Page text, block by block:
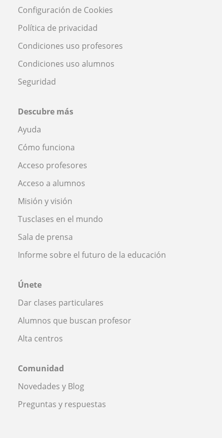
Configuración de Cookies
Política de privacidad
Condiciones uso profesores
Condiciones uso alumnos
Seguridad
Descubre más
Ayuda
Cómo funciona
Acceso profesores
Acceso a alumnos
Misión y visión
Tusclases en el mundo
Sala de prensa
Informe sobre el futuro de la educación
Únete
Dar clases particulares
Alumnos que buscan profesor
Alta centros
Comunidad
Novedades y Blog
Preguntas y respuestas